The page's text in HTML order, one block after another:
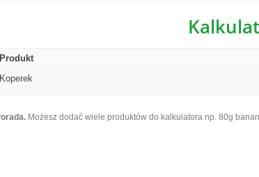
Produkt
Koperek
Możesz dodać wiele produktów do kalkulatora np. 80g